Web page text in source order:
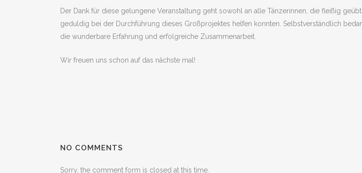
Der Dank für diese gelungene Veranstaltung geht sowohl an alle Tänzerinnen, die fleißig
geduldig bei der Durchführung dieses Großprojektes helfen konnten. Selbstverständlich
die wunderbare Erfahrung und erfolgreiche Zusammenarbeit.
Wir freuen uns schon auf das nächste mal!
NO COMMENTS
Sorry, the comment form is closed at this time.